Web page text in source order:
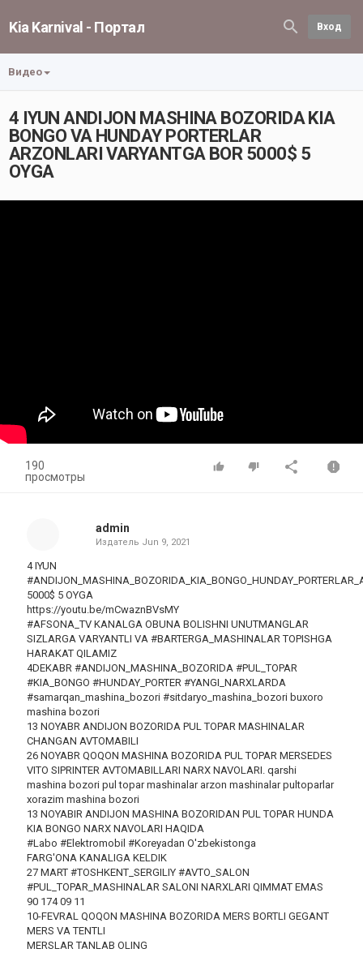
Kia Karnival - Портал Вход
Видео
4 IYUN ANDIJON MASHINA BOZORIDA KIA
BONGO VA HUNDAY PORTERLAR
ARZONLARI VARYANTGA BOR 5000$ 5
OYGA
190
просмотры
admin
Издатель Jun 9, 2021
4 IYUN
5000$ 5 OYGA
https://youtu.be/mCwaznBVsMY
#AFSONA_TV KANALGA OBUNA BOLISHNI UNUTMANGLAR
SIZLARGA VARYANTLI VA #BARTERGA_MASHINALAR TOPISHGA
HARAKAT QILAMIZ
4DEKABR #ANDIJON_MASHINA_BOZORIDA #PUL_TOPAR
#KIA_BONGO #HUNDAY_PORTER #YANGI_NARXLARDA
#samarqan_mashina_bozori #sitdaryo_mashina_bozori buxoro
mashina bozori
13 NOYABR ANDIJON BOZORIDA PUL TOPAR MASHINALAR
CHANGAN AVTOMABILI
26 NOYABR QOQON MASHINA BOZORIDA PUL TOPAR MERSEDES
VITO SIPRINTER AVTOMABILLARI NARX NAVOLARI. qarshi
mashina bozori pul topar mashinalar arzon mashinalar pultoparlar
xorazim mashina bozori
13 NOYABIR ANDIJON MASHINA BOZORIDAN PUL TOPAR HUNDA
KIA BONGO NARX NAVOLARI HAQIDA
#Labo #Elektromobil #Koreyadan O'zbekistonga
FARG'ONA KANALIGA KELDIK
27 MART #TOSHKENT_SERGILIY #AVTO_SALON
#PUL_TOPAR_MASHINALAR SALONI NARXLARI QIMMAT EMAS
90 174 09 11
10-FEVRAL QOQON MASHINA BOZORIDA MERS BORTLI GEGANT
MERS VA TENTLI
MERSLAR TANLAB OLING